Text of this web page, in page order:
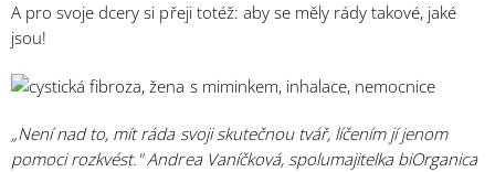
A pro svoje dcery si přeji totéž: aby se měly rády takové, jaké
jsou!
„Není nad to, mít ráda svoji skutečnou tvář, líčením jí jenom
pomoci rozkvést." Andrea Vaníčková, spolumajitelka biOrganica